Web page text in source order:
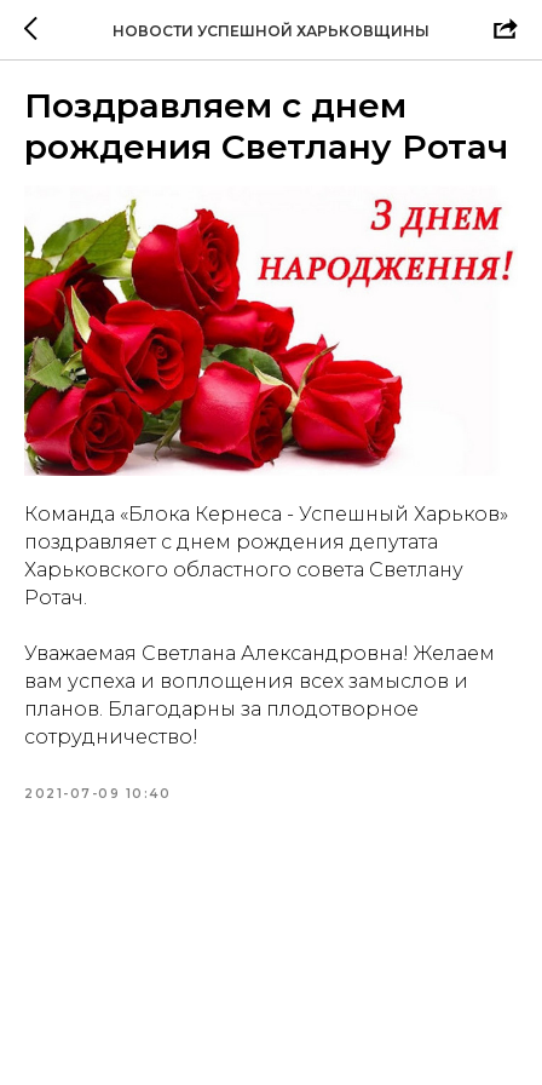
НОВОСТИ УСПЕШНОЙ ХАРЬКОВЩИНЫ
Поздравляем с днем
рождения Светлану Ротач
Команда «Блока Кернеса - Успешный Харьков»
поздравляет с днем рождения депутата
Харьковского областного совета Светлану
Ротач.
Уважаемая Светлана Александровна! Желаем
вам успеха и воплощения всех замыслов и
планов. Благодарны за плодотворное
сотрудничество!
2021-07-09 10:40